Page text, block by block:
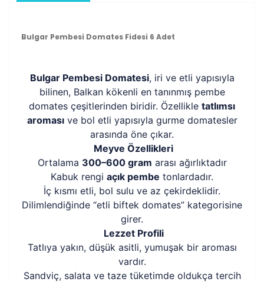
Bulgar Pembesi Domates Fidesi 6 Adet
Bulgar Pembesi Domatesi, iri ve etli yapısıyla
bilinen, Balkan kökenli en tanınmış pembe
domates çeşitlerinden biridir. Özellikle tatlımsı
aromasıve bol etli yapısıyla gurme domatesler
arasında öne çıkar.
Meyve Özellikleri
Ortalama 300–600 gram arası ağırlıktadır
Kabuk rengi açık pembe tonlardadır.
İç kısmı etli, bol sulu ve az çekirdeklidir.
Dilimlendiğinde “etli biftek domates” kategorisine
girer.
Lezzet Profili
Tatlıya yakın, düşük asitli, yumuşak bir aroması
vardır.
Sandviç, salata ve taze tüketimde oldukça tercih